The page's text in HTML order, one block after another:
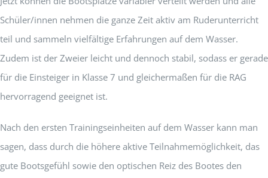
Schüler/innen nehmen die ganze Zeit aktiv am Ruderunterricht
teil und sammeln vielfältige Erfahrungen auf dem Wasser.
Zudem ist der Zweier leicht und dennoch stabil, sodass er gerade
für die Einsteiger in Klasse 7 und gleichermaßen für die RAG
hervorragend geeignet ist.
Nach den ersten Trainingseinheiten auf dem Wasser kann man
sagen, dass durch die höhere aktive Teilnahmemöglichkeit, das
gute Bootsgefühl sowie den optischen Reiz des Bootes den